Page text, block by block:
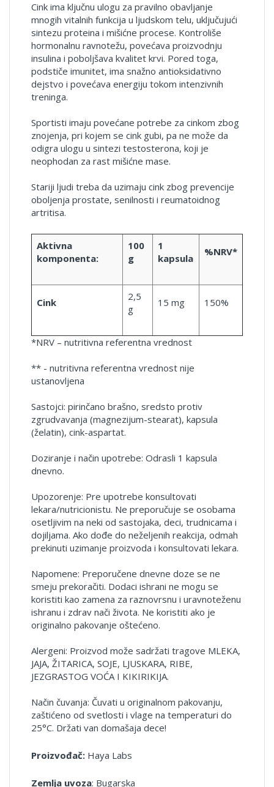
Cink ima ključnu ulogu za pravilno obavljanje
mnogih vitalnih funkcija u ljudskom telu, uključujući
sintezu proteina i mišićne procese. Kontroliše
hormonalnu ravnotežu, povećava proizvodnju
insulina i poboljšava kvalitet krvi. Pored toga,
podstiče imunitet, ima snažno antioksidativno
dejstvo i povećava energiju tokom intenzivnih
treninga.
Sportisti imaju povećane potrebe za cinkom zbog
znojenja, pri kojem se cink gubi, pa ne može da
odigra ulogu u sintezi testosterona, koji je
neophodan za rast mišićne mase.
Stariji ljudi treba da uzimaju cink zbog prevencije
oboljenja prostate, senilnosti i reumatoidnog
artritisa.
Aktivna
komponenta:
100
g
1
kapsula
%NRV*
Cink
2,5
g
15 mg 150%
*NRV – nutritivna referentna vrednost
** - nutritivna referentna vrednost nije
ustanovljena
Sastojci: pirinčano brašno, sredsto protiv
zgrudvavanja (magnezijum-stearat), kapsula
(želatin), cink-aspartat.
Doziranje i način upotrebe: Odrasli 1 kapsula
dnevno.
Upozorenje: Pre upotrebe konsultovati
lekara/nutricionistu. Ne preporučuje se osobama
osetljivim na neki od sastojaka, deci, trudnicama i
dojiljama. Ako dođe do neželjenih reakcija, odmah
prekinuti uzimanje proizvoda i konsultovati lekara.
Napomene: Preporučene dnevne doze se ne
smeju prekoračiti. Dodaci ishrani ne mogu se
koristiti kao zamena za raznovrsnu i uravnoteženu
ishranu i zdrav nači života. Ne koristiti ako je
originalno pakovanje oštećeno.
Alergeni: Proizvod može sadržati tragove MLEKA,
JAJA, ŽITARICA, SOJE, LJUSKARA, RIBE,
JEZGRASTOG VOĆA I KIKIRIKIJA.
Način čuvanja: Čuvati u originalnom pakovanju,
zaštićeno od svetlosti i vlage na temperaturi do
25°C. Držati van domašaja dece!
Proizvođač: Haya Labs
Zemlja uvoza: Bugarska